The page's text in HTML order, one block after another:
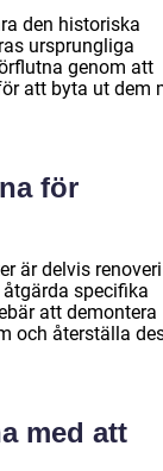
den historiska
ursprungliga
genom att
att byta ut dem
för
är delvis
specifika
att demontera
och återställa
med att